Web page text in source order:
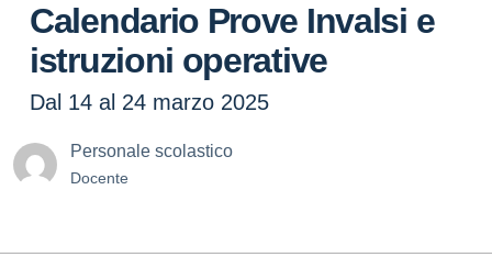
Calendario Prove Invalsi e
istruzioni operative
Dal 14 al 24 marzo 2025
Personale scolastico
Docente